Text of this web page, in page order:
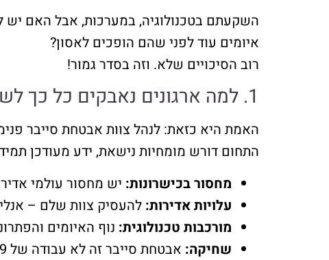
איומים עוד לפני שהם הופכים לאסון?
רוב הסיכויים שלא. וזה בסדר גמור!
1. למה ארגונים נאבקים כל כך לשמור על הגנה פנימית חזקה?
האמת היא כזאת: לנהל צוות אבטחת סייבר
התחום דורש מומחיות נישאת, ידע מעודכן
מחסור בכישרונות: יש מחסור עולמי
עלויות אדירות: להעסיק צוות שלם –
מורכבות טכנולוגית: נוף האיומים
שחיקה: אבטחת סייבר זה לא עבודה של 9 ל-5. זה מתח מתמיד, אדרנלין ודריכות. צוותים פנימיים יכולים להישחק במהירות.